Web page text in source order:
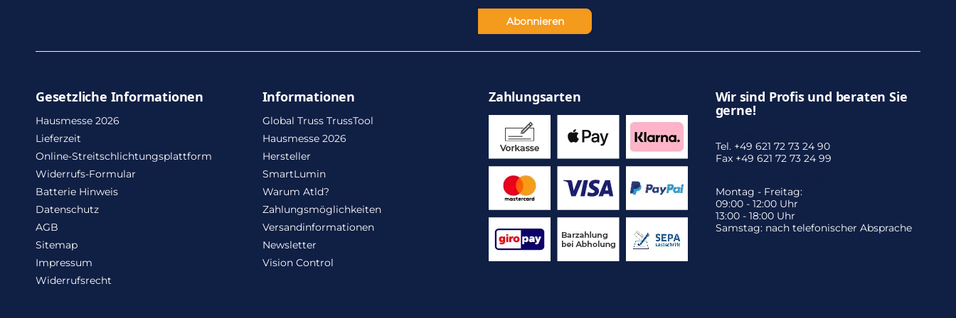
Gesetzliche Informationen
Hausmesse 2026
Lieferzeit
Online-Streitschlichtungsplattform
Widerrufs-Formular
Batterie Hinweis
Datenschutz
AGB
Sitemap
Impressum
Widerrufsrecht
Informationen
Global Truss TrussTool
Hausmesse 2026
Hersteller
SmartLumin
Warum Atld?
Zahlungsmöglichkeiten
Versandinformationen
Newsletter
Vision Control
Zahlungsarten Wir sind Profis und beraten Sie
gerne!
Tel. +49 621 72 73 24 90
Fax +49 621 72 73 24 99
Montag - Freitag:
09:00 - 12:00 Uhr
13:00 - 18:00 Uhr
Samstag: nach telefonischer Absprache
Abonnieren